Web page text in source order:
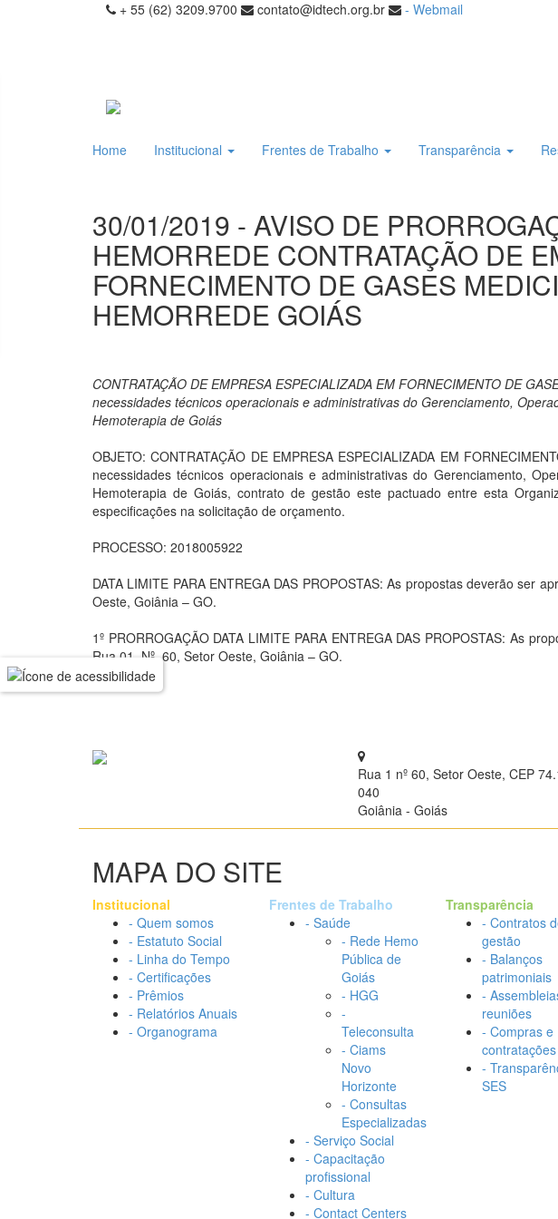
+ 55 (62) 3209.9700 contato@idtech.org.br - Webmail
Home Institucional Frentes de Trabalho Transparência
30/01/2019 - AVISO DE
HEMORREDE CONTRATAÇÃO DE
FORNECIMENTO DE GASES
HEMORREDE GOIÁS
CONTRATAÇÃO DE EMPRESA ESPECIALIZADA EM FORNECIMENTO DE
necessidades técnicos operacionais e administrativas do Gerenciamento,
Hemoterapia de Goiás
OBJETO: CONTRATAÇÃO DE EMPRESA ESPECIALIZADA EM
necessidades técnicos operacionais e administrativas do Gerenciamento,
Hemoterapia de Goiás, contrato de gestão este pactuado entre esta
especificações na solicitação de orçamento.
PROCESSO: 2018005922
DATA LIMITE PARA ENTREGA DAS PROPOSTAS: As propostas deverão ser
Oeste, Goiânia – GO.
1º PRORROGAÇÃO DATA LIMITE PARA ENTREGA DAS PROPOSTAS: As
Rua 01, Nº. 60, Setor Oeste, Goiânia – GO.
Rua 1 nº 60, Setor Oeste, CEP
040
Goiânia - Goiás
MAPA DO SITE
Institucional
- Quem somos
- Estatuto Social
- Linha do Tempo
- Certificações
- Prêmios
- Relatórios Anuais
- Organograma
Frentes de Trabalho
- Saúde
- Rede Hemo
Pública de
Goiás
- HGG
-
Teleconsulta
- Ciams
Novo
Horizonte
- Consultas
Especializadas
- Serviço Social
- Capacitação
profissional
- Cultura
- Contact Centers
Transparência
- Contratos
gestão
- Balanços
patrimoniais
-
reuniões
- Compras e
contratações
-
SES